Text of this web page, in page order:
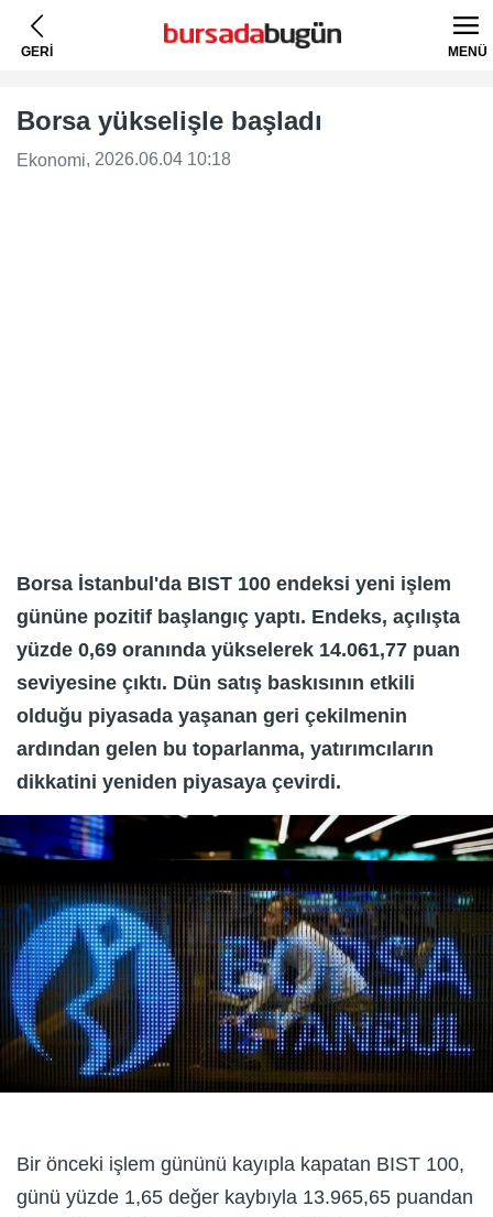
GERİ MENÜ
Borsa yükselişle başladı
Ekonomi, 2026.06.04 10:18
Borsa İstanbul'da BIST 100 endeksi yeni işlem
gününe pozitif başlangıç yaptı. Endeks, açılışta
yüzde 0,69 oranında yükselerek 14.061,77 puan
seviyesine çıktı. Dün satış baskısının etkili
olduğu piyasada yaşanan geri çekilmenin
ardından gelen bu toparlanma, yatırımcıların
dikkatini yeniden piyasaya çevirdi.
Bir önceki işlem gününü kayıpla kapatan BIST 100,
günü yüzde 1,65 değer kaybıyla 13.965,65 puandan